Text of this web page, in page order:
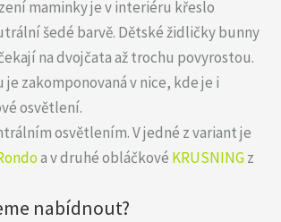
maminky je v interiéru křeslo
šedé barvě. Dětské židličky bunny
na dvojčata až trochu povyrostou.
zakomponovaná v nice, kde je i
osvětlení.
osvětlením. V jedné z variant je
a v druhé obláčkové KRUSNINGz
nabídnout?